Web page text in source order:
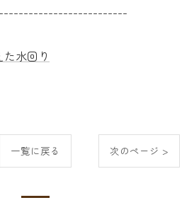
水回り
一覧に戻る 次のページ >